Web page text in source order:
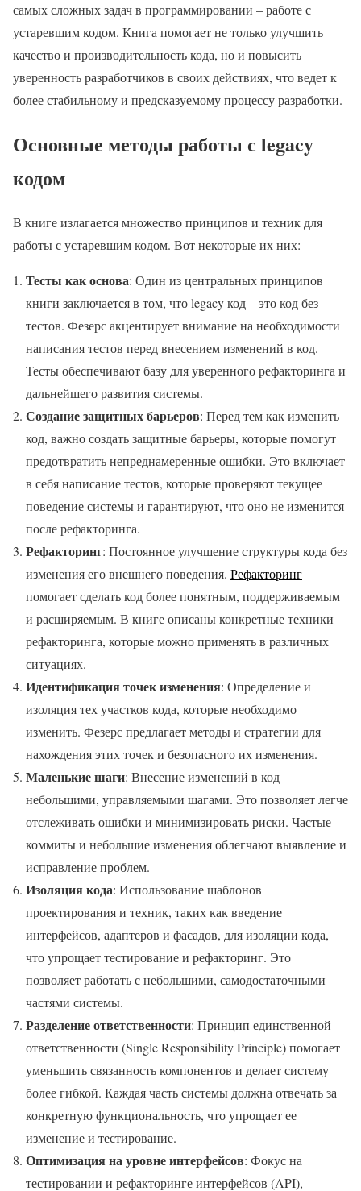
самых сложных задач в программировании – работе с
устаревшим кодом. Книга помогает не только улучшить
качество и производительность кода, но и повысить
уверенность разработчиков в своих действиях, что ведет к
более стабильному и предсказуемому процессу разработки.
Основные методы работы с legacy
кодом
В книге излагается множество принципов и техник для
работы с устаревшим кодом. Вот некоторые их них:
Тесты как основа: Один из центральных принципов
книги заключается в том, что legacy код – это код без
тестов. Фезерс акцентирует внимание на необходимости
написания тестов перед внесением изменений в код.
Тесты обеспечивают базу для уверенного рефакторинга и
дальнейшего развития системы.
Создание защитных барьеров: Перед тем как изменить
код, важно создать защитные барьеры, которые помогут
предотвратить непреднамеренные ошибки. Это включает
в себя написание тестов, которые проверяют текущее
поведение системы и гарантируют, что оно не изменится
после рефакторинга.
Рефакторинг: Постоянное улучшение структуры кода без
изменения его внешнего поведения. Рефакторинг
помогает сделать код более понятным, поддерживаемым
и расширяемым. В книге описаны конкретные техники
рефакторинга, которые можно применять в различных
ситуациях.
Идентификация точек изменения: Определение и
изоляция тех участков кода, которые необходимо
изменить. Фезерс предлагает методы и стратегии для
нахождения этих точек и безопасного их изменения.
Маленькие шаги: Внесение изменений в код
небольшими, управляемыми шагами. Это позволяет легче
отслеживать ошибки и минимизировать риски. Частые
коммиты и небольшие изменения облегчают выявление и
исправление проблем.
Изоляция кода: Использование шаблонов
проектирования и техник, таких как введение
интерфейсов, адаптеров и фасадов, для изоляции кода,
что упрощает тестирование и рефакторинг. Это
позволяет работать с небольшими, самодостаточными
частями системы.
Разделение ответственности: Принцип единственной
ответственности (Single Responsibility Principle) помогает
уменьшить связанность компонентов и делает систему
более гибкой. Каждая часть системы должна отвечать за
конкретную функциональность, что упрощает ее
изменение и тестирование.
Оптимизация на уровне интерфейсов: Фокус на
тестировании и рефакторинге интерфейсов (API),